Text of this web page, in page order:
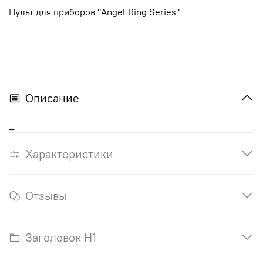
Пульт для приборов "Angel Ring Series"
Описание
Характеристики
Отзывы
Заголовок H1